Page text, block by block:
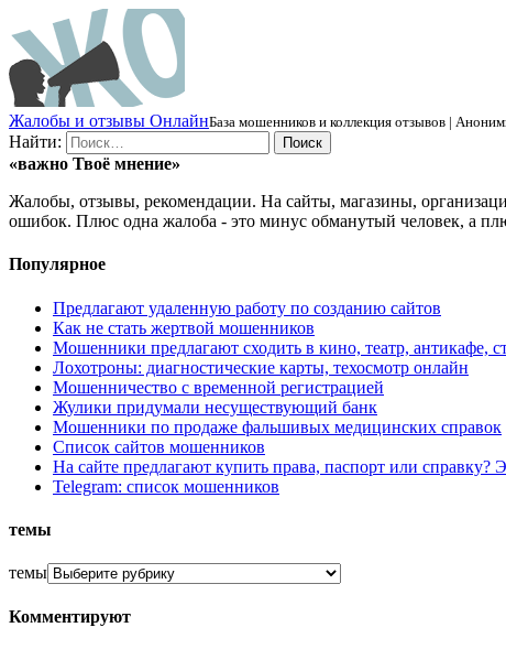
Жалобы и отзывы ОнлайнБаза мошенников и коллекция отзывов |
Найти:
«важно Твоё мнение»
Жалобы, отзывы, рекомендации. На сайты, магазины,
ошибок. Плюс одна жалоба - это минус обманутый человек, а
Популярное
Предлагают удаленную работу по созданию сайтов
Как не стать жертвой мошенников
Мошенники предлагают сходить в кино, театр, антикафе,
Лохотроны: диагностические карты, техосмотр онлайн
Мошенничество с временной регистрацией
Жулики придумали несуществующий банк
Мошенники по продаже фальшивых медицинских справок
Список сайтов мошенников
На сайте предлагают купить права, паспорт или
Telegram: список мошенников
темы
темы
Комментируют